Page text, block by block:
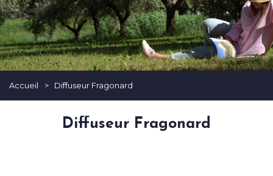
Accueil > Diffuseur Fragonard
Diffuseur Fragonard